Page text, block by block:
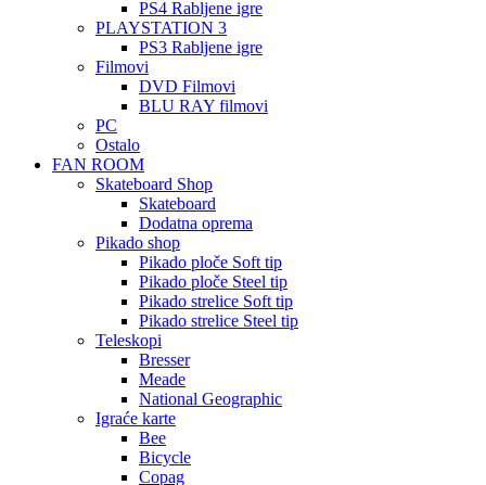
PS4 Rabljene igre
PLAYSTATION 3
PS3 Rabljene igre
Filmovi
DVD Filmovi
BLU RAY filmovi
PC
Ostalo
FAN ROOM
Skateboard Shop
Skateboard
Dodatna oprema
Pikado shop
Pikado ploče Soft tip
Pikado ploče Steel tip
Pikado strelice Soft tip
Pikado strelice Steel tip
Teleskopi
Bresser
Meade
National Geographic
Igraće karte
Bee
Bicycle
Copag